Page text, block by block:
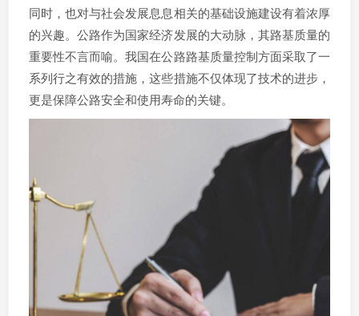
同时，也对与社会发展息息相关的基础设施建设有着浓厚
的兴趣。公路作为国家经济发展的大动脉，其路基质量的
重要性不言而喻。我国在公路路基质量控制方面采取了一
系列行之有效的措施，这些措施不仅体现了技术的进步，
更是保障公路安全和使用寿命的关键。